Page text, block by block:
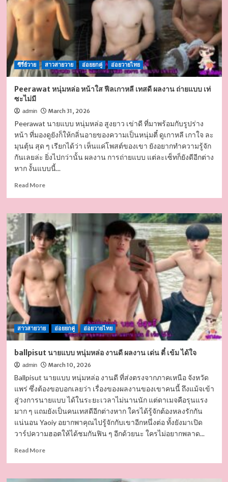
ซีรี่ย์วาย สาวสายวาย อ่อยยกคู่ อ่อยวายไทย
Peerawat หนุ่มหล่อ หน้าใส ฟีลเกาหลี เทสดี ผลงาน ถ่ายแบบ เท่
ซะไม่มี
admin March 31, 2026
Peerawat นายแบบ หนุ่มหล่อ สูงยาว เข่าดี ที่มาพร้อมกับรูปร่าง
หน้า ที่มองดูยังก็ให้กลิ่นอายของความเป็นหนุ่มตี๋ ดูเกาหลี เกาใจ ละ
มุนตุ้น สุด ๆ เรียกได้ว่า เห็นแค่โพสต์ของเขา ยังอยากทำความรู้จัก
กันเลยล่ะ ยิ่งไปกว่านั้น ผลงาน การถ่ายแบบ แต่ละเซ็ทก็ยังดีอีกต่าง
หาก งั้นแบบนี้...
Read MoreRead
Peerawat
หนุ่ม
หล่อ
หน้า
ใส
ฟีล
เกาหลี
เท
สดี
ผล
งาน
แบบ
ไม่มี
สาวสายวาย อ่อยยกคู่ อ่อยวายไทย
ballpisut นายแบบ หนุ่มหล่อ งานดี ผลงาน เด่น ตี๋ เข้ม ได้ใจ
admin March 10, 2026
Ballpisut นายแบบ หนุ่มหล่อ งานดี ที่ส่งตรงจากภาคเหนือ จังหวัด
แพร่ ซึ่งต้องขอบอกเลยว่า เรื่องของผลงานของเขาคนนี้ ถึงแม้จเข้า
สู่วงการนายแบบ ได้ในระยะเวลาไม่นานนัก แต่ดาเมจคือรุนแรง
มาก ๆ แถมยังเป็นคนเทสดีอีกต่างหาก ใครได้รู้จักต้องหลงรักกัน
แน่นอน Yaoiy อยากพาคุณไปรู้จักกับเขาอีกหนึ่งต่อ ทั้งยังมาเปิด
วาร์ปความฮอตให้ได้ชมกันฟิน ๆ อีกด้วยนะ ใครไม่อยากพลาด...
Read MoreRead
ballpisut